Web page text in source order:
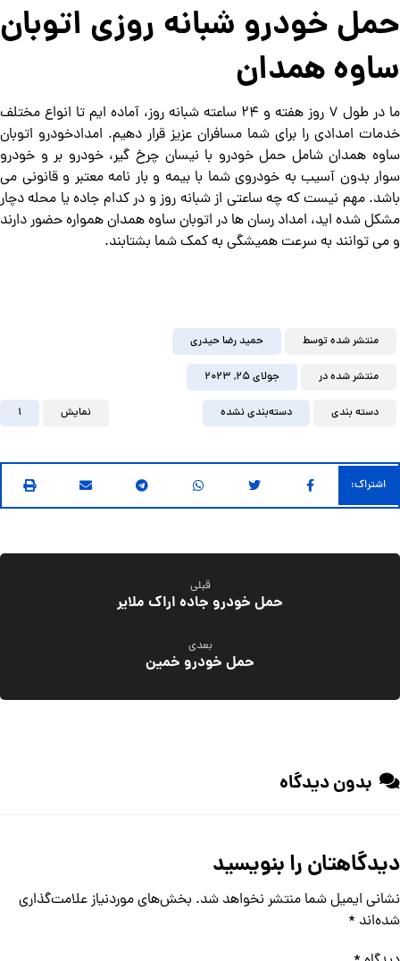
حمل خودرو شبانه روزی اتوبان
ساوه همدان
ما در طول ۷ روز هفته و ۲۴ ساعته شبانه روز، آماده ایم تا انواع مختلف
خدمات امدادی را برای شما مسافران عزیز قرار دهیم. امدادخودرو اتوبان
ساوه همدان شامل حمل خودرو با نیسان چرخ گیر، خودرو بر و خودرو
سوار بدون آسیب به خودروی شما با بیمه و بار نامه معتبر و قانونی می
باشد. مهم نیست که چه ساعتی از شبانه روز و در کدام جاده یا محله دچار
مشکل شده‌ اید، امداد رسان ها در اتوبان ساوه همدان همواره حضور دارند
و می‌ توانند به سرعت همیشگی به کمک شما بشتابند.
منتشر شده توسط حمید رضا حیدری
منتشر شده در جولای ۲۵, ۲۰۲۳
دسته بندی دسته‌بندی نشده نمایش 1
قبلی
حمل خودرو جاده اراک ملایر
بعدی
حمل خودرو خمین
بدون دیدگاه
دیدگاهتان را بنویسید
نشانی ایمیل شما منتشر نخواهد شد. بخش‌های موردنیاز علامت‌گذاری
شده‌اند *